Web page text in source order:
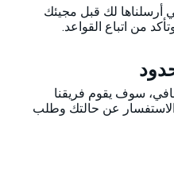
أرسلناها لك قبل مجيئك
من اتباع القواعد.
سوف يقوم فريقنا
عن حالتك وطلب